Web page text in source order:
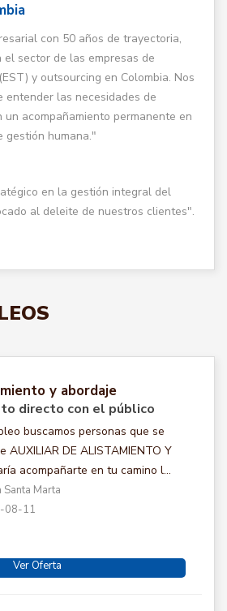
con 50 años de trayectoria,
sector de las empresas de
y outsourcing en Colombia. Nos
entender las necesidades de
acompañamiento permanente en
gestión humana."
en la gestión integral del
al deleite de nuestros clientes".
y abordaje
directo con el público
buscamos personas que se
DE ALISTAMIENTO Y
acompañarte en tu camino l...
Marta
08-11
Ver Oferta